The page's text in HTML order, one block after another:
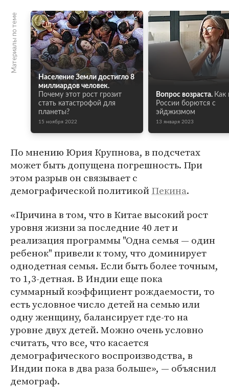
Материалы по теме
Население Земли достигло 8
миллиардов человек.
Почему этот рост грозит
стать катастрофой для
планеты?
15 ноября 2022
Вопрос возраста. Как
России борются с
эйджизмом
13 января 2023
По мнению Юрия Крупнова, в подсчетах
может быть допущена погрешность. При
этом разрыв он связывает с
демографической политикойПекина.
«Причина в том, что в Китае высокий рост
уровня жизни за последние 40 лет и
реализация программы "Одна семья — один
ребенок" привели к тому, что доминирует
однодетная семья. Если быть более точным,
то 1,3-детная. В Индии еще пока
суммарный коэффициент рождаемости, то
есть условное число детей на семью или
одну женщину, балансирует где-то на
уровне двух детей. Можно очень условно
считать, что все, что касается
демографического воспроизводства, в
Индии пока в два раза больше», — объяснил
демограф.